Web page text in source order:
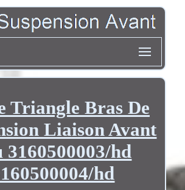
Triangle Bras De
Liaison Avant
3160500003/hd
hd